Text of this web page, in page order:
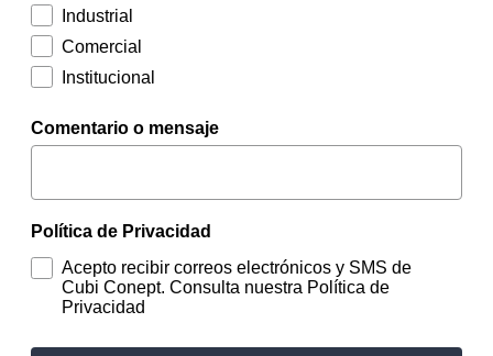
Industrial
Comercial
Institucional
Comentario o mensaje
Política de Privacidad
Acepto recibir correos electrónicos y SMS de
Cubi Conept. Consulta nuestra Política de
Privacidad